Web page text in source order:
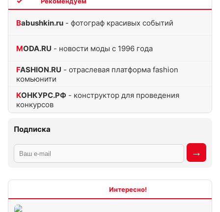
Babushkin.ru - фотограф красивых событий
MODA.RU - новости моды с 1996 года
FASHION.RU - отраслевая платформа fashion
комьюнити
КОНКУРС.РФ - конструктор для проведения
конкурсов
Подписка